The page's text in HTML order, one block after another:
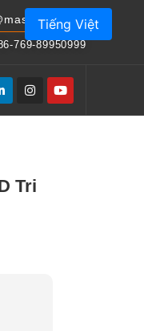
769-89950999
Tri
Tiếng Việt